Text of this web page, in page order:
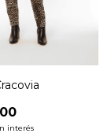
interés